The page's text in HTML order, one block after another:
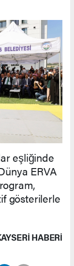
eşliğinde
ERVA
gösterilerle
HABERİ